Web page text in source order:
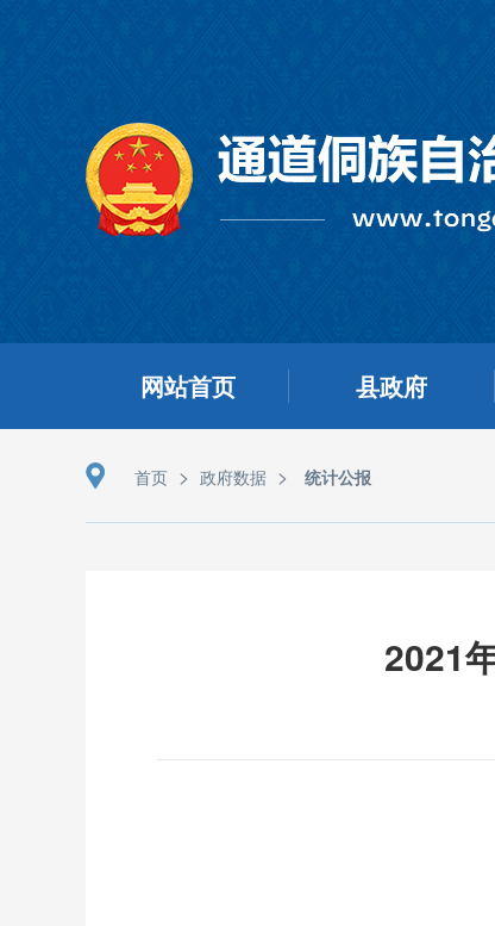
网站首页 县政府
首页 > 政府数据 > 统计公报
2021